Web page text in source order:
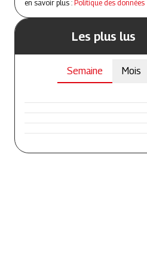
en savoir plus : Politique des données
Les plus lus
Semaine Mois